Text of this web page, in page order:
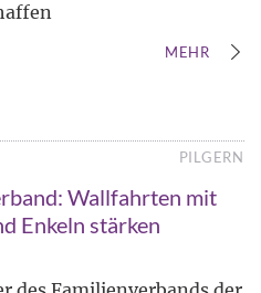
MEHR
PILGERN
Wallfahrten mit
Enkeln stärken